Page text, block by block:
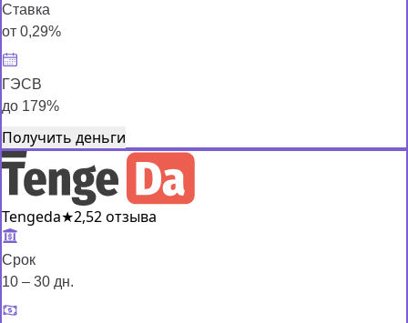
Ставка
от 0,29%
ГЭСВ
до 179%
Получить деньги
Tengeda★2,52 отзыва
Срок
10 – 30 дн.